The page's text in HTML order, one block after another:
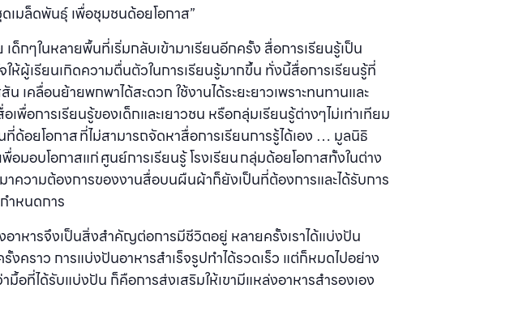
เมล็ดพันธุ์ เพื่อชุมชนด้อยโอกาส”
กๆในหลายพื้นที่เริ่มกลับเข้ามาเรียนอีกครั้ง สื่อการเรียนรู้เป็น
ห้ผู้เรียนเกิดความตื่นตัวในการเรียนรู้มากขึ้น ทั่งนี้สื่อการเรียนรู้ที่
เคลื่อนย้ายพกพาได้สะดวก ใช้งานได้ระยะยาวเพราะทนทานและ
อการเรียนรู้ของเด็กและเยาวชน หรือกลุ่มเรียนรู้ต่างๆไม่เท่าเทียม
อยโอกาส ที่ไม่สามารถจัดหาสื่อการเรียนการรู้ได้เอง … มูลนิธิ
มอบโอกาสแก่ ศูนย์การเรียนรู้ โรงเรียน กลุ่มด้อยโอกาสทั้งในต่าง
ความต้องการของงานสื่อบนผืนผ้าก็ยังเป็นที่ต้องการและได้รับการ
ำหนดการ
าหารจึงเป็นสิ่งสําคัญต่อการมีชีวิตอยู่ หลายครั้งเราได้แบ่งปัน
คราว การแบ่งปันอาหารสําเร็จรูปทําได้รวดเร็ว แต่ก็หมดไปอย่าง
มื้อที่ได้รับแบ่งปัน ก็คือการส่งเสริมให้เขามีแหล่งอาหารสํารองเอง